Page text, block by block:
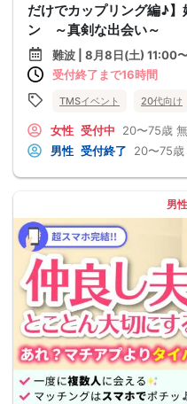
だけでカップリング編♪
ン ～真剣な出会い～
難波 | 8月8日(土) 11:00
受付終了まで16時間
TMSイベント 20代向け
女性 受付中 20〜75歳
男性 受付終了 20〜75歳
男